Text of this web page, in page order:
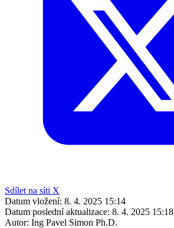
Sdílet na síti X
Datum vložení: 8. 4. 2025 15:14
Datum poslední aktualizace: 8. 4. 2025 15:18
Autor: Ing Pavel Simon Ph.D.